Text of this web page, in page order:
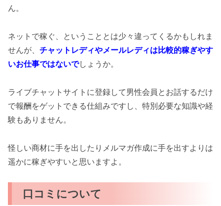
ん。
ネットで稼ぐ、ということとは少々違ってくるかもしれま
せんが、 チャットレディやメールレディは比較的稼ぎやす
いお仕事ではないでしょうか。
ライブチャットサイトに登録して男性会員とお話するだけ
で報酬をゲットできる仕組みですし、特別必要な知識や経
験もありません。
怪しい商材に手を出したりメルマガ作成に手を出すよりは
遥かに稼ぎやすいと思いますよ。
口コミについて